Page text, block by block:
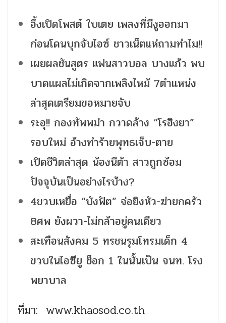
อึ้งเปิดโพสต์ ใบเตย เพลงที่มีงูออกมา
ก่อนโดนบุกจับไอซ์ ชาวเน็ตแห่ถามทำไม!!
เผยผลชันสูตร แฟนสาวบอล บางแก้ว พบ
บาดเเผลไม่เกิดจากเพลิงไหม้ 7ตำเเหน่ง
ล่าสุดเตรียมขอหมายจับ
ระอุ!! กองทัพพม่า กวาดล้าง “โรฮิงยา”
รอบใหม่ อ้างทำร้ายพุทธเจ็บ-ตาย
เปิดชีวิตล่าสุด น้องนีต้า สาวถูกซ้อม
ปัจจุบันเป็นอย่างไรบ้าง?
4ขวบเหยื่อ “บังฟัต” จ่อยิงหัว-ฆ่ายกครัว
8ศพ ยังผวา-ไม่กล้าอยู่คนเดียว
สะเทือนสังคม 5 ทรชนรุมโทรมเด็ก 4
ขวบในไอซียู ช็อก 1 ในนั้นเป็น จนท. โรง
พยาบาล
ที่มา: www.khaosod.co.th